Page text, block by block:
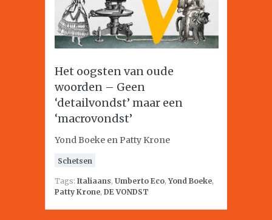
Het oogsten van oude
woorden – Geen
‘detailvondst’ maar een
‘macrovondst’
Yond Boeke en Patty Krone
Schetsen
Tags: Italiaans, Umberto Eco,Yond Boeke,
Patty Krone, DE VONDST